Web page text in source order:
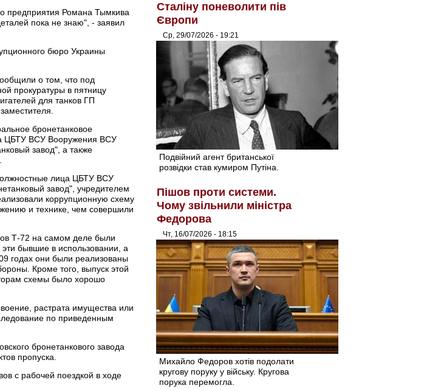
предприятия Романа Тымкива
пока не знаю", - заявил
бюро Украины
о том, что под
прокуратуры в пятницу
для танков ГП
бронетанковое
ЦБТУ ВСУ Вооружения ВСУ
завод", а также
лица ЦБТУ ВСУ
завод", учредителем
коррупционную схему
и технике, чем совершили
Т-72 на самом деле были
бывшие в использовании, а
годах они были реализованы
Кроме того, выпуск этой
схемы было хорошо
растрата имущества или
по приведенным
бронетанкового завода
пропуска.
с рабочей поездкой в ходе
Сталіну поневолити пів
Європи
Ср, 29/07/2026 - 19:21
Подвійний агент британської
розвідки став кумиром Путіна.
Пішов проти системи.
Чому звільнили міністра
Федорова
Чт, 16/07/2026 - 18:15
Михайло Федоров хотів подолати
кругову поруку у війську. Кругова
порука перемогла.